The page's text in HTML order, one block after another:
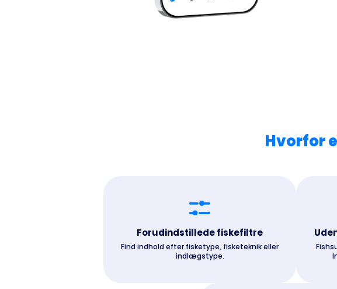
Hvorfor
Forudindstillede fiskefiltre
Find indhold efter fisketype, fisketeknik eller
indlægstype.